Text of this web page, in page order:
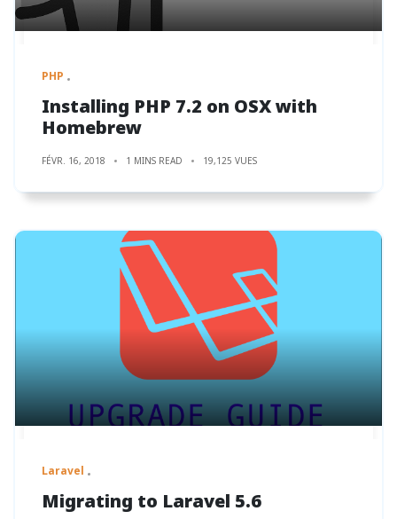
PHP
Installing PHP 7.2 on OSX with
Homebrew
FÉVR. 16, 2018 1 MINS READ 19,125 VUES
Laravel
Migrating to Laravel 5.6